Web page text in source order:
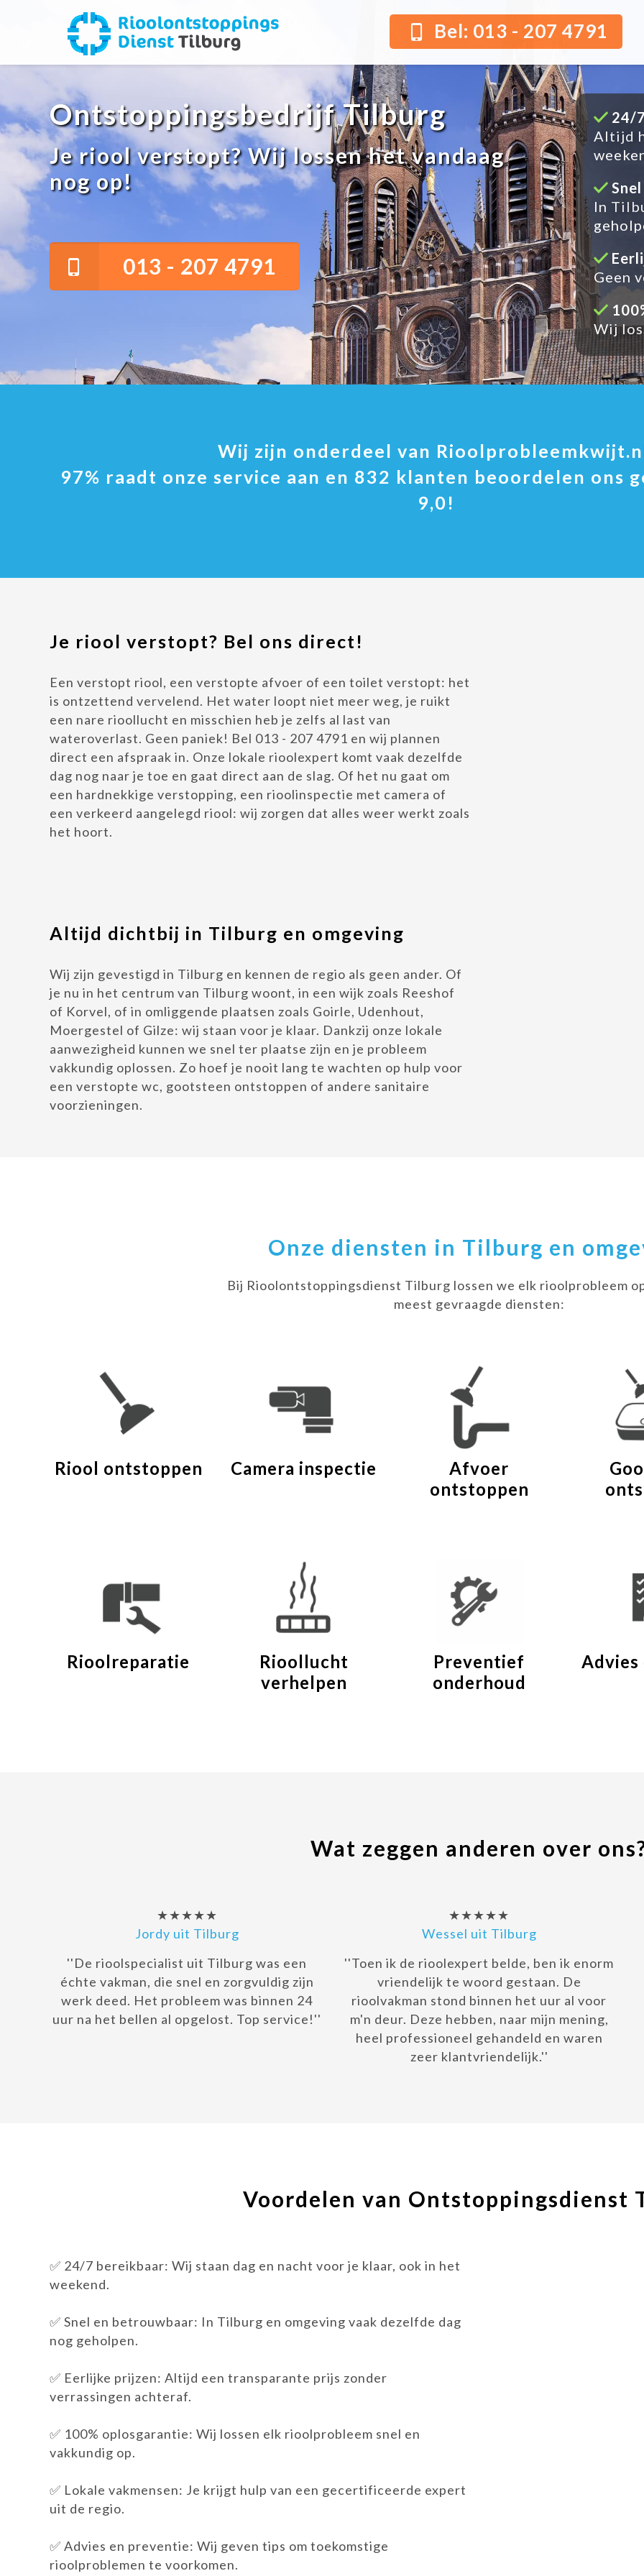
Bel: 013 - 207 4791
Ontstoppingsbedrijf Tilburg
Je riool verstopt? Wij lossen het vandaag
nog op!
013 - 207 4791
24/
Altijd
In
Geen
Wij
Wij zijn onderdeel van
97% raadt onze service aan en 832 klanten beoordelen ons
9,0!
Je riool verstopt? Bel ons direct!
Een verstopt riool, een verstopte afvoer of een toilet verstopt: het
is ontzettend vervelend. Het water loopt niet meer weg, je ruikt
een nare rioollucht en misschien heb je zelfs al last van
wateroverlast. Geen paniek! Bel 013 - 207 4791 en wij plannen
direct een afspraak in. Onze lokale rioolexpert komt vaak dezelfde
dag nog naar je toe en gaat direct aan de slag. Of het nu gaat om
een hardnekkige verstopping, een rioolinspectie met camera of
een verkeerd aangelegd riool: wij zorgen dat alles weer werkt zoals
het hoort.
Altijd dichtbij in Tilburg en omgeving
Wij zijn gevestigd in Tilburg en kennen de regio als geen ander. Of
je nu in het centrum van Tilburg woont, in een wijk zoals Reeshof
of Korvel, of in omliggende plaatsen zoals Goirle, Udenhout,
Moergestel of Gilze: wij staan voor je klaar. Dankzij onze lokale
aanwezigheid kunnen we snel ter plaatse zijn en je probleem
vakkundig oplossen. Zo hoef je nooit lang te wachten op hulp voor
een verstopte wc, gootsteen ontstoppen of andere sanitaire
voorzieningen.
Onze diensten in Tilburg en
Bij Rioolontstoppingsdienst Tilburg lossen we elk rioolprobleem
meest gevraagde diensten:
Riool ontstoppen Camera inspectie
Afvoer
ontstoppen
Rioolreparatie
Rioollucht
verhelpen
Preventief
onderhoud
Advies
Wat zeggen anderen over
★★★★★
Jordy uit Tilburg
''De rioolspecialist uit Tilburg was een
échte vakman, die snel en zorgvuldig zijn
werk deed. Het probleem was binnen 24
uur na het bellen al opgelost. Top service!''
★★★★★
Wessel uit Tilburg
''Toen ik de rioolexpert belde, ben ik enorm
vriendelijk te woord gestaan. De
rioolvakman stond binnen het uur al voor
m'n deur. Deze hebben, naar mijn mening,
heel professioneel gehandeld en waren
zeer klantvriendelijk.''
Voordelen van Ontstoppingsdienst
✅ 24/7 bereikbaar: Wij staan dag en nacht voor je klaar, ook in het
weekend.
✅ Snel en betrouwbaar: In Tilburg en omgeving vaak dezelfde dag
nog geholpen.
✅ Eerlijke prijzen: Altijd een transparante prijs zonder
verrassingen achteraf.
✅ 100% oplosgarantie: Wij lossen elk rioolprobleem snel en
vakkundig op.
✅ Lokale vakmensen: Je krijgt hulp van een gecertificeerde expert
uit de regio.
✅ Advies en preventie: Wij geven tips om toekomstige
rioolproblemen te voorkomen.